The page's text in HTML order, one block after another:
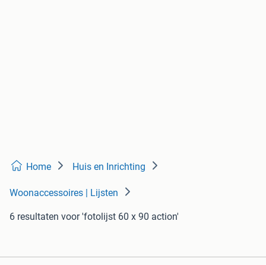
Home Huis en Inrichting
Woonaccessoires | Lijsten
6 resultaten voor 'fotolijst 60 x 90 action'